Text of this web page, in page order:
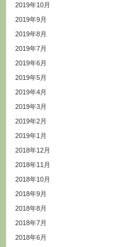
2019年10月
2019年9月
2019年8月
2019年7月
2019年6月
2019年5月
2019年4月
2019年3月
2019年2月
2019年1月
2018年12月
2018年11月
2018年10月
2018年9月
2018年8月
2018年7月
2018年6月